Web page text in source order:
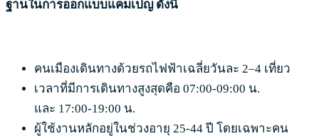
ฐานในการออกแบบแคมเปญ ดังนี้
คนเมืองเดินทางด้วยรถไฟฟ้าเฉลี่ยวันละ 2–4 เที่ยว
เวลาที่มีการเดินทางสูงสุดคือ 07:00-09:00 น.
และ 17:00-19:00 น.
ผู้ใช้งานหลักอยู่ในช่วงอายุ 25-44 ปี โดยเฉพาะคน